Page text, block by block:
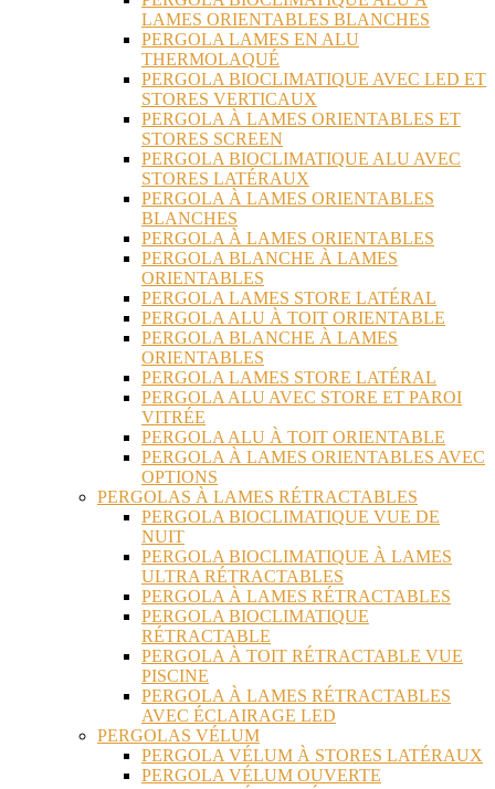
LAMES ORIENTABLES BLANCHES
PERGOLA LAMES EN ALU
THERMOLAQUÉ
PERGOLA BIOCLIMATIQUE AVEC LED ET
STORES VERTICAUX
PERGOLA À LAMES ORIENTABLES ET
STORES SCREEN
PERGOLA BIOCLIMATIQUE ALU AVEC
STORES LATÉRAUX
PERGOLA À LAMES ORIENTABLES
BLANCHES
PERGOLA À LAMES ORIENTABLES
PERGOLA BLANCHE À LAMES
ORIENTABLES
PERGOLA LAMES STORE LATÉRAL
PERGOLA ALU À TOIT ORIENTABLE
PERGOLA BLANCHE À LAMES
ORIENTABLES
PERGOLA LAMES STORE LATÉRAL
PERGOLA ALU AVEC STORE ET PAROI
VITRÉE
PERGOLA ALU À TOIT ORIENTABLE
PERGOLA À LAMES ORIENTABLES AVEC
OPTIONS
PERGOLAS À LAMES RÉTRACTABLES
PERGOLA BIOCLIMATIQUE VUE DE
NUIT
PERGOLA BIOCLIMATIQUE À LAMES
ULTRA RÉTRACTABLES
PERGOLA À LAMES RÉTRACTABLES
PERGOLA BIOCLIMATIQUE
RÉTRACTABLE
PERGOLA À TOIT RÉTRACTABLE VUE
PISCINE
PERGOLA À LAMES RÉTRACTABLES
AVEC ÉCLAIRAGE LED
PERGOLAS VÉLUM
PERGOLA VÉLUM À STORES LATÉRAUX
PERGOLA VÉLUM OUVERTE